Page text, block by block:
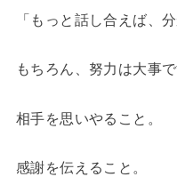
「もっと話し合えば、
もちろん、努力は大事で
相手を思いやること。
感謝を伝えること。